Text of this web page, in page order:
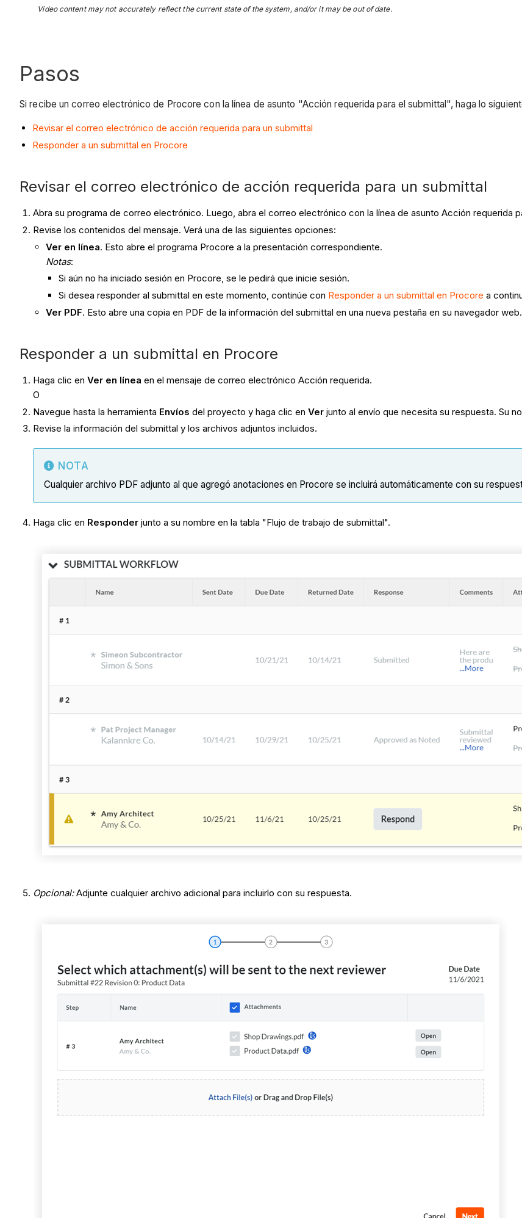
Video content may not accurately reflect the current state of the system, and/or it may be out of date.
Pasos
Si recibe un correo electrónico de Procore con la línea de asunto "Acción requerida para el submittal", haga lo
Revisar el correo electrónico de acción requerida para un submittal
Responder a un submittal en Procore
Revisar el correo electrónico de acción requerida para un submittal
Abra su programa de correo electrónico. Luego, abra el correo electrónico con la línea de asunto Acción requerida
Revise los contenidos del mensaje. Verá una de las siguientes opciones:
Ver en línea. Esto abre el programa Procore a la presentación correspondiente.
Notas:
Si aún no ha iniciado sesión en Procore, se le pedirá que inicie sesión.
Si desea responder al submittal en este momento, continúe con Responder a un submittal en Procore a
Ver PDF. Esto abre una copia en PDF de la información del submittal en una nueva pestaña en su navegador web.
Responder a un submittal en Procore
Haga clic enVer en línea en el mensaje de correo electrónico Acción requerida.
O
Navegue hasta la herramienta Envíos del proyecto y haga clic enVer junto al envío que necesita su respuesta. Su
Revise la información del submittal y los archivos adjuntos incluidos.
NOTA
Cualquier archivo PDF adjunto al que agregó anotaciones en Procore se incluirá automáticamente con su
Haga clic en Responder junto a su nombre en la tabla "Flujo de trabajo de submittal".
Opcional:Adjunte cualquier archivo adicional para incluirlo con su respuesta.